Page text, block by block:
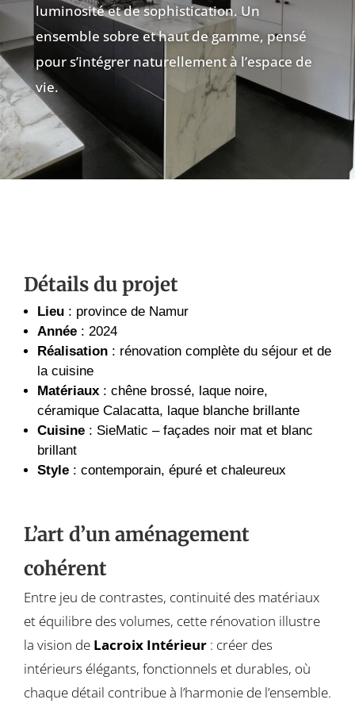
luminosité et de sophistication. Un
ensemble sobre et haut de gamme, pensé
pour s’intégrer naturellement à l’espace de
vie.
Détails du projet
Lieu : province de Namur
Année : 2024
Réalisation : rénovation complète du séjour et de
la cuisine
Matériaux : chêne brossé, laque noire,
céramique Calacatta, laque blanche brillante
Cuisine : SieMatic – façades noir mat et blanc
brillant
Style : contemporain, épuré et chaleureux
L’art d’un aménagement
cohérent
Entre jeu de contrastes, continuité des matériaux
et équilibre des volumes, cette rénovation illustre
la vision de Lacroix Intérieur : créer des
intérieurs élégants, fonctionnels et durables, où
chaque détail contribue à l’harmonie de l’ensemble.